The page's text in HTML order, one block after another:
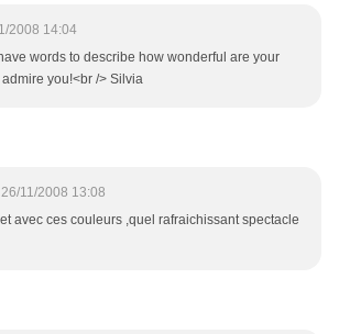
2008 14:04
words to describe how wonderful are your
you!<br /> Silvia
26/11/2008 13:08
avec ces couleurs ,quel rafraichissant spectacle